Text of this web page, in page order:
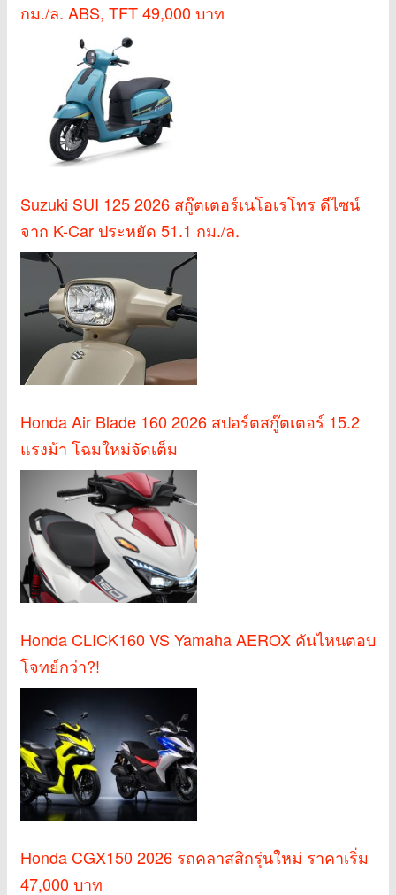
กม./ล. ABS, TFT 49,000 บาท
Suzuki SUI 125 2026 สกู๊ตเตอร์เนโอเรโทร ดีไซน์
จาก K-Car ประหยัด 51.1 กม./ล.
Honda Air Blade 160 2026 สปอร์ตสกู๊ตเตอร์ 15.2
แรงม้า โฉมใหม่จัดเต็ม
Honda CLICK160 VS Yamaha AEROX คันไหนตอบ
โจทย์กว่า?!
Honda CGX150 2026 รถคลาสสิกรุ่นใหม่ ราคาเริ่ม
47,000 บาท